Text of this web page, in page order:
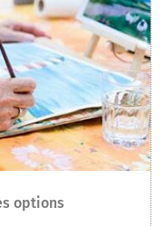
options